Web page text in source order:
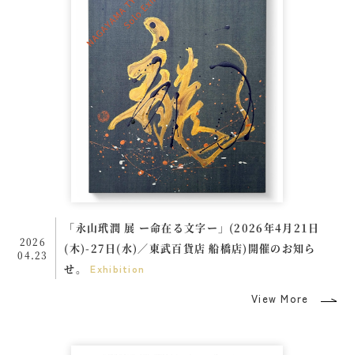
2026
04.23
「永山玳潤 展 ー命在る文字ー」(2026年4月21日
(木)-27日(水)／東武百貨店 船橋店)開催のお知ら
せ。
Exhibition
View More